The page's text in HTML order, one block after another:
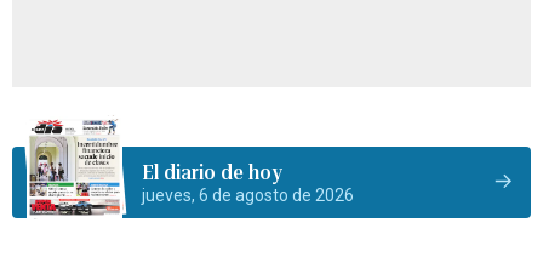
El diario de hoy
jueves, 6 de agosto de 2026